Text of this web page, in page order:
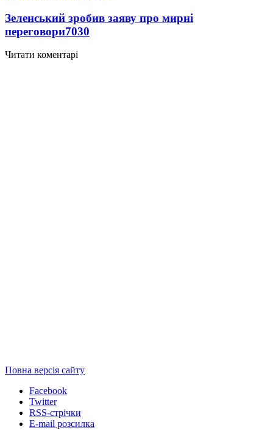
Зеленський зробив заяву про мирні
переговори7030
Читати коментарі
Повна версія сайту
Facebook
Twitter
RSS-стрічки
E-mail розсилка